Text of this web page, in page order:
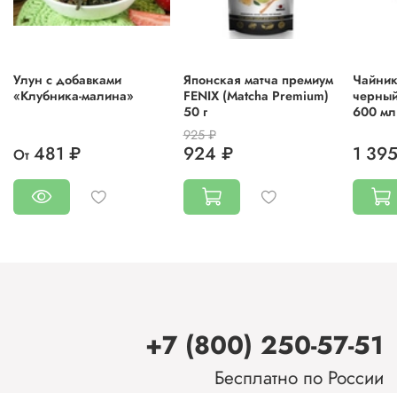
здоровы!
Вес:100 г
порошок цветов тайской синей орхидеи.
Улун с добавками
«Клубника-малина»
От 481 ₽
Японская матча премиум
FENIX (Matcha Premium)
50 г
925 ₽
924 ₽
600 мл
1
+7 (800) 250-57-51
Бесплатно по России